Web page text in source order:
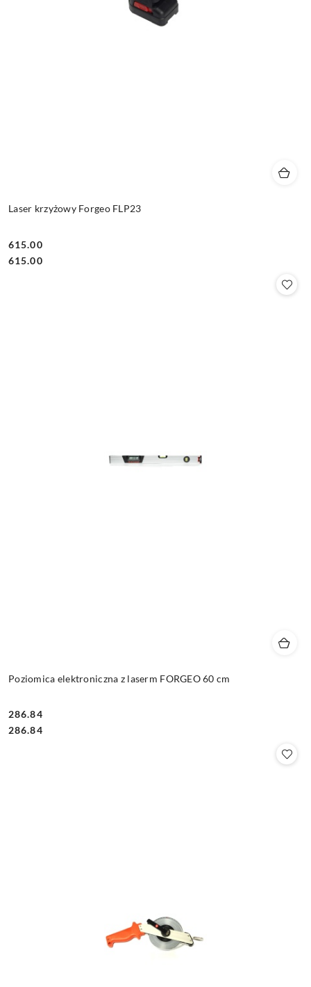
Laser krzyżowy Forgeo FLP23
Cena:
615.00
Cena:
615.00
Poziomica elektroniczna z laserm FORGEO 60 cm
Cena:
286.84
Cena:
286.84